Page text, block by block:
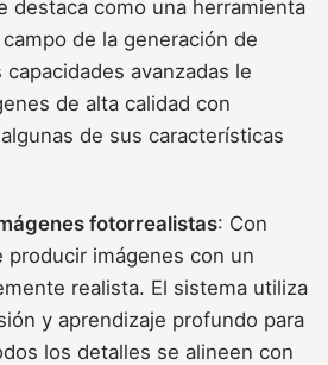
destaca como una herramienta
de la generación de
avanzadas le
de alta calidad con
de sus características
fotorrealistas: Con
producir imágenes con un
realista. El sistema utiliza
y aprendizaje profundo para
los detalles se alineen con